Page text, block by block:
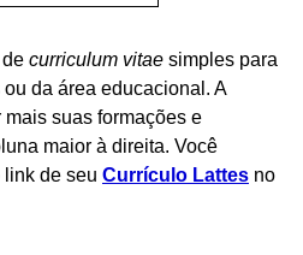
curriculum vitae simples para
da área educacional. A
suas formações e
maior à direita. Você
de seu Currículo Lattes no